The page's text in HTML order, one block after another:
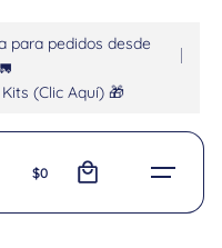
para pedidos desde
(Clic Aquí) 🎁
$0